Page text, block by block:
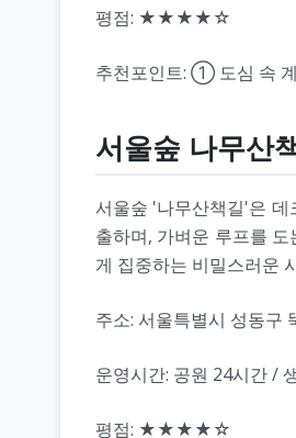
평점: ★★★★☆
추천포인트: ① 도심 속
서울숲 나무산
서울숲 '나무산책길'은
출하며, 가벼운 루프를
게 집중하는 비밀스러운
주소: 서울특별시 성동구
운영시간: 공원 24시간 /
평점: ★★★★☆